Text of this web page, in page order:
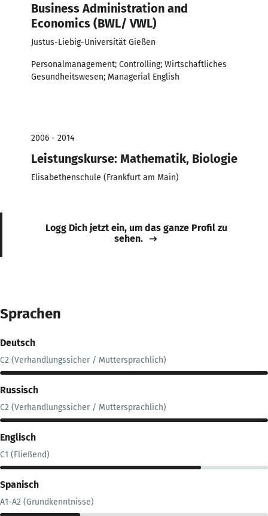
Business Administration and
Economics (BWL/ VWL)
Justus-Liebig-Universität Gießen
Personalmanagement; Controlling; Wirtschaftliches
Gesundheitswesen; Managerial English
2006 - 2014
Leistungskurse: Mathematik, Biologie
Elisabethenschule (Frankfurt am Main)
Logg Dich jetzt ein, um das ganze Profil zu
sehen.
Sprachen
Deutsch
C2 (Verhandlungssicher / Muttersprachlich)
Russisch
C2 (Verhandlungssicher / Muttersprachlich)
Englisch
C1 (Fließend)
Spanisch
A1-A2 (Grundkenntnisse)